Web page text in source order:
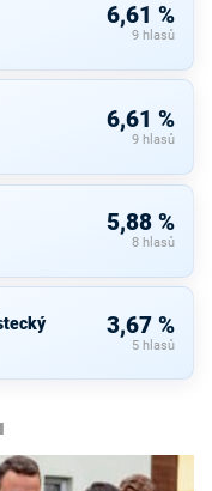
6,61 %
9 hlasů
6,61 %
9 hlasů
5,88 %
8 hlasů
3,67 %
5 hlasů